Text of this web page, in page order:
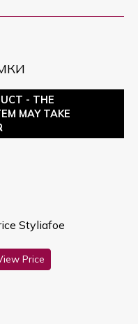
- THE
MAY TAKE
Styliafoe
Price